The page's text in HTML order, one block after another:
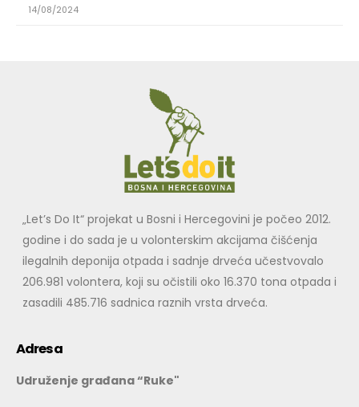
14/08/2024
„Let’s Do It“ projekat u Bosni i Hercegovini je počeo 2012.
godine i do sada je u volonterskim akcijama čišćenja
ilegalnih deponija otpada i sadnje drveća učestvovalo
206.981 volontera, koji su očistili oko 16.370 tona otpada i
zasadili 485.716 sadnica raznih vrsta drveća.
Adresa
Udruženje građana “Ruke"